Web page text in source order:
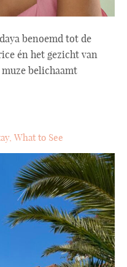
benoemd tot de
én het gezicht van
muze belichaamt
What to See